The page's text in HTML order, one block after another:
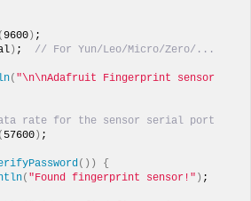
(9600 ) ;
) ; // For Yun/Leo/Micro/Zero/...
( "\n\nAdafruit Fingerprint sensor
rate for the sensor serial port
( 57600 ) ;
())
{
( "Found fingerprint sensor!" ) ;